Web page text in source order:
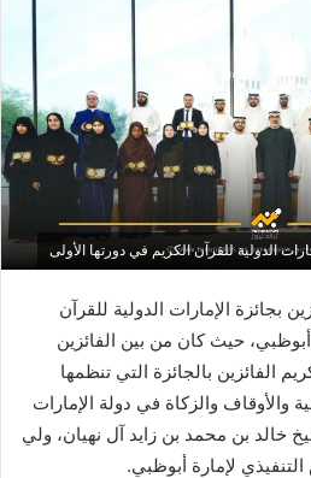
الدولية للقرآن الكريم في دورتها الأولى
بجائزة الإمارات الدولية للقرآن
حيث كان من بين الفائزين
الفائزين بالجائزة التي تنظمها
والأوقاف والزكاة في دولة الإمارات
خالد بن محمد بن زايد آل نهيان، ولي
لإمارة أبوظبي.